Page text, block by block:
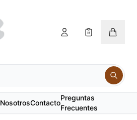
NosotrosContacto
Preguntas
Frecuentes